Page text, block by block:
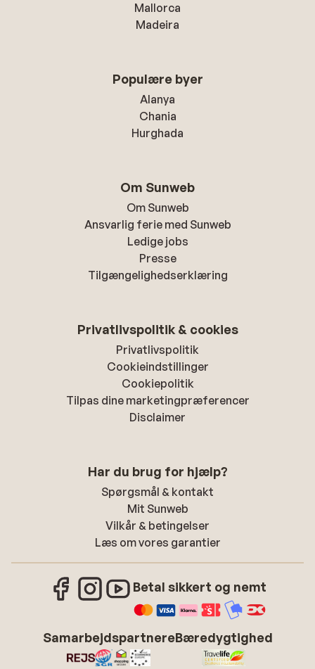
Mallorca
Madeira
Populære byer
Alanya
Chania
Hurghada
Om Sunweb
Om Sunweb
Ansvarlig ferie med Sunweb
Ledige jobs
Presse
Tilgængelighedserklæring
Privatlivspolitik & cookies
Privatlivspolitik
Cookieindstillinger
Cookiepolitik
Tilpas dine marketingpræferencer
Disclaimer
Har du brug for hjælp?
Spørgsmål & kontakt
Mit Sunweb
Vilkår & betingelser
Læs om vores garantier
Betal sikkert og nemt
SamarbejdspartnereBæredygtighed